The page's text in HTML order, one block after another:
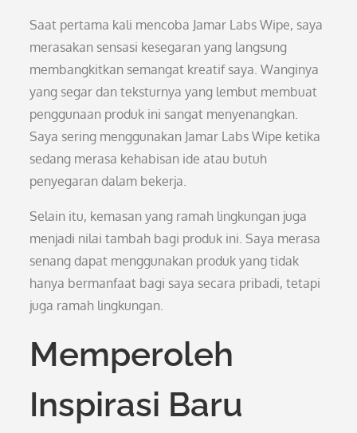
Saat pertama kali mencoba Jamar Labs Wipe, saya
merasakan sensasi kesegaran yang langsung
membangkitkan semangat kreatif saya. Wanginya
yang segar dan teksturnya yang lembut membuat
penggunaan produk ini sangat menyenangkan.
Saya sering menggunakan Jamar Labs Wipe ketika
sedang merasa kehabisan ide atau butuh
penyegaran dalam bekerja.
Selain itu, kemasan yang ramah lingkungan juga
menjadi nilai tambah bagi produk ini. Saya merasa
senang dapat menggunakan produk yang tidak
hanya bermanfaat bagi saya secara pribadi, tetapi
juga ramah lingkungan.
Memperoleh
Inspirasi Baru